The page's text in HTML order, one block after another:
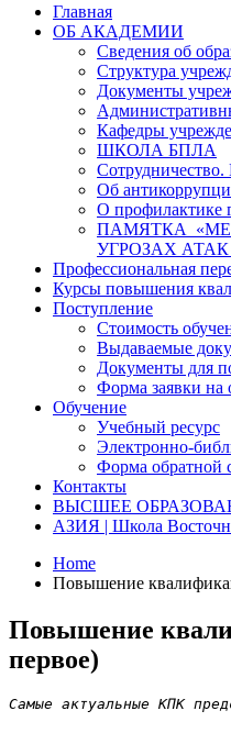
Главная
ОБ АКАДЕМИИ
Сведения об
Структура
Документы
Кафедры
ШКОЛА БПЛА
Об
О
ПАМЯТКА
УГРОЗАХ
Профессиональная
Курсы повышения
Поступление
Стоимость
Выдаваемые
Документы для
Форма заявки на
Обучение
Учебный ресурс
Электронно-
Форма обратной
Контакты
ВЫСШЕЕ
АЗИЯ | Школа
Home
Повышение
Повышение
первое)
Самые актуальные КПК